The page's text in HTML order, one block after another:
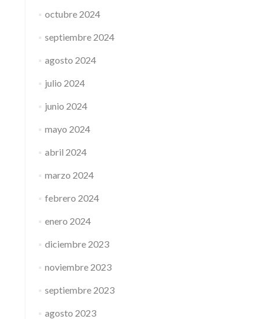
octubre 2024
septiembre 2024
agosto 2024
julio 2024
junio 2024
mayo 2024
abril 2024
marzo 2024
febrero 2024
enero 2024
diciembre 2023
noviembre 2023
septiembre 2023
agosto 2023